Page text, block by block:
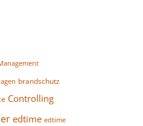
brandschutz
Controlling
edtime edtime